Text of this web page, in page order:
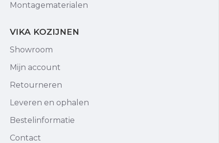
Montagematerialen
VIKA KOZIJNEN
Showroom
Mijn account
Retourneren
Leveren en ophalen
Bestelinformatie
Contact